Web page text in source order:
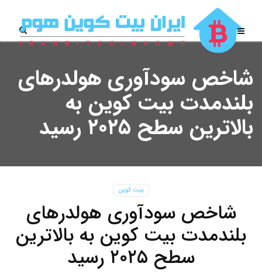
شاخص سودآوری هولدرهای
بلندمدت بیت کوین به
بالاترین سطح ۲۰۲۵ رسید
بیت کوین
شاخص سودآوری هولدرهای
بلندمدت بیت کوین به بالاترین
سطح ۲۰۲۵ رسید